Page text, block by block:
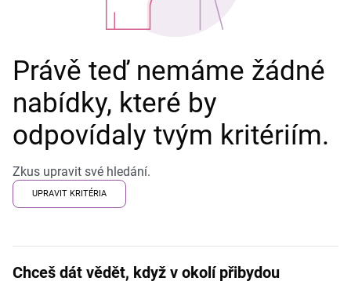
Právě teď nemáme žádné
nabídky, které by
odpovídaly tvým kritériím.
Zkus upravit své hledání.
UPRAVIT KRITÉRIA
Chceš dát vědět, když v okolí přibydou